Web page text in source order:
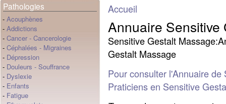
Pathologies
- Acouphènes
- Addictions
- Cancer - Cancerologie
- Céphalées - Migraines
- Dépression
- Douleurs - Souffrance
- Dyslexie
- Enfants
- Fatigue
Accueil
Annuaire Sensitive
Sensitive Gestalt
Gestalt Massage
Pour consulter l'Annuaire
Praticiens en Sensitive